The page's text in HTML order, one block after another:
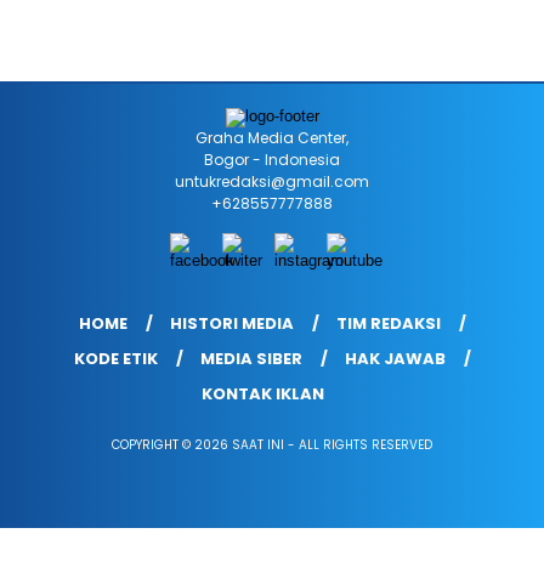
Graha Media Center,
Bogor - Indonesia
untukredaksi@gmail.com
+628557777888
HOME HISTORI MEDIA
TIM REDAKSI
KODE ETIK
MEDIA SIBER
HAK JAWAB
KONTAK IKLAN
COPYRIGHT © 2026 SAAT INI - ALL RIGHTS RESERVED